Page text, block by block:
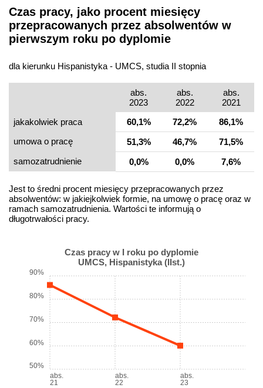
Czas pracy, jako procent miesięcy
przepracowanych przez absolwentów w
pierwszym roku po dyplomie
dla kierunku Hispanistyka - UMCS, studia II stopnia
abs.
2023
abs.
2022
abs.
2021
jakakolwiek praca
60,1% 72,2%
86,1%
umowa o pracę
51,3% 46,7%
71,5%
samo­zatrudnienie
0,0% 0,0% 7,6%
Jest to średni procent miesięcy przepracowanych przez
absolwentów: w jakiejkolwiek formie, na umowę o pracę oraz w
ramach samozatrudnienia. Wartości te informują o
długotrwałości pracy.
Czas pracy w I roku po dyplomie
UMCS, Hispanistyka (IIst.)
abs.
21
abs.
22
abs.
23
50%
60%
70%
80%
90%